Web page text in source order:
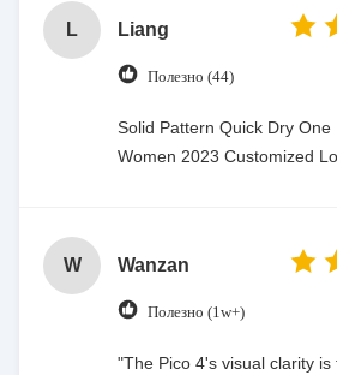
L Liang
Полезно (44)
Solid Pattern Quick Dry
Women 2023 Customized
W Wanzan
Полезно (1w+)
"The Pico 4's visual clarity is